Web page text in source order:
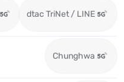
dtac TriNet / LINE
Chunghwa